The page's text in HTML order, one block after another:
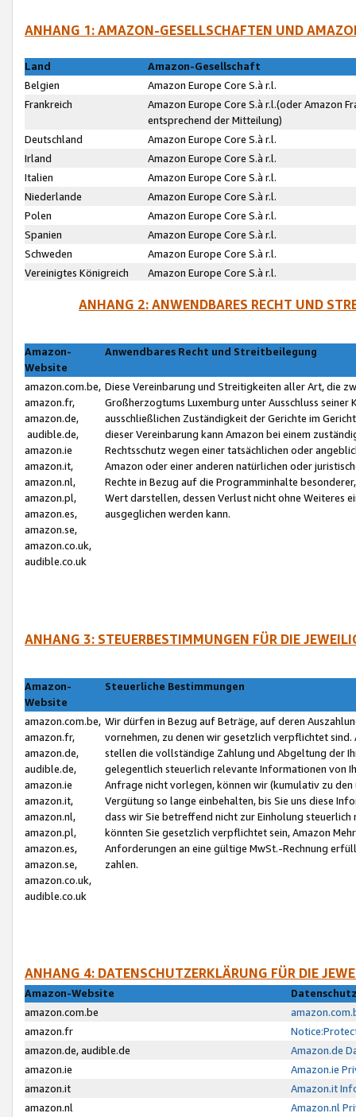
ANHANG 1: AMAZON-GESELLSCHAFTEN UND
Land
Amazon-Gesellschaft
Belgien
Amazon Europe Core S.à r.l.
Frankreich
Amazon Europe Core S.à r.l.(oder Amazon
entsprechend der Mitteilung)
Deutschland
Amazon Europe Core S.à r.l.
Irland
Amazon Europe Core S.à r.l.
Italien
Amazon Europe Core S.à r.l.
Niederlande
Amazon Europe Core S.à r.l.
Polen
Amazon Europe Core S.à r.l.
Spanien
Amazon Europe Core S.à r.l.
Schweden
Amazon Europe Core S.à r.l.
Vereinigtes Königreich
Amazon Europe Core S.à r.l.
ANHANG 2: ANWENDBARES RECHT UND
Amazon-
Website
Anwendbares Recht und Streitbeilegung
amazon.com.be,
amazon.fr,
amazon.de,
audible.de,
amazon.ie
amazon.it,
amazon.nl,
amazon.pl,
amazon.es,
amazon.se,
amazon.co.uk,
audible.co.uk
Diese Vereinbarung und Streitigkeiten aller Art, die
Großherzogtums Luxemburg unter Ausschluss
ausschließlichen Zuständigkeit der Gerichte im
dieser Vereinbarung kann Amazon bei einem
Rechtsschutz wegen einer tatsächlichen oder
Amazon oder einer anderen natürlichen oder
Rechte in Bezug auf die Programminhalte
Wert darstellen, dessen Verlust nicht ohne Weiteres
ausgeglichen werden kann.
ANHANG 3: STEUERBESTIMMUNGEN FÜR DIE
Amazon-
Website
Steuerliche Bestimmungen
amazon.com.be,
amazon.fr,
amazon.de,
audible.de,
amazon.ie
amazon.it,
amazon.nl,
amazon.pl,
amazon.es,
amazon.se,
amazon.co.uk,
audible.co.uk
Wir dürfen in Bezug auf Beträge, auf deren
vornehmen, zu denen wir gesetzlich verpflichtet
stellen die vollständige Zahlung und Abgeltung der
gelegentlich steuerlich relevante Informationen von
Anfrage nicht vorlegen, können wir (kumulativ zu
Vergütung so lange einbehalten, bis Sie uns diese
dass wir Sie betreffend nicht zur Einholung
könnten Sie gesetzlich verpflichtet sein, Amazon
Anforderungen an eine gültige MwSt.-Rechnung
zahlen.
ANHANG 4: DATENSCHUTZERKLÄRUNG FÜR DIE
Amazon-Website
amazon.com.be
amazon.fr
amazon.de, audible.de
Amazon.de
amazon.ie
Amazon.ie
amazon.it
Amazon.it
amazon.nl
Amazon.nl